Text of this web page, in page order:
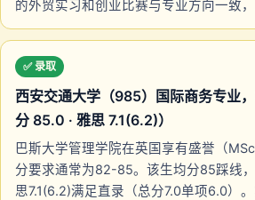
的外贸实习和创业比赛与专业方向一致
✅ 录取
西安交通大学（985）国际商务专业
分 85.0 · 雅思 7.1(6.2)）
巴斯大学管理学院在英国享有盛誉（
分要求通常为82-85。该生均分85踩线
思7.1(6.2)满足直录（总分7.0单项6.0）